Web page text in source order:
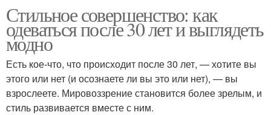
Стильное совершенство: как
одеваться после 30 лет и выглядеть
модно
Есть кое-что, что происходит после 30 лет, — хотите вы
этого или нет (и осознаете ли вы это или нет), — вы
взрослеете. Мировоззрение становится более зрелым, и
стиль развивается вместе с ним.